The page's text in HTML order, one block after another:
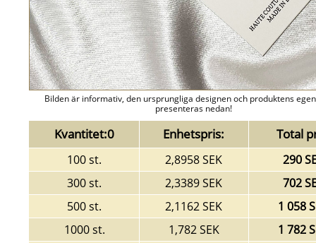
Bilden är informativ, den ursprungliga designen och produktens
presenteras nedan!
Kvantitet:0 Enhetspris: Total
100 st. 2,8958 SEK
290
300 st.
2,3389 SEK
702
500 st.
2,1162 SEK
1 058
1000 st.
1,782 SEK
1 782